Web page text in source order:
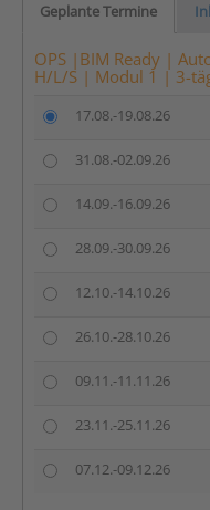
Geplante Termine
OPS |BIM Ready |
H/L/S | Modul 1 | 3-
17.08.-19.08.26
31.08.-02.09.26
14.09.-16.09.26
28.09.-30.09.26
12.10.-14.10.26
26.10.-28.10.26
09.11.-11.11.26
23.11.-25.11.26
07.12.-09.12.26